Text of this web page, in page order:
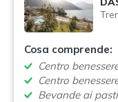
Cosa comprende:
Centro
Centro
Bevande ai pasti